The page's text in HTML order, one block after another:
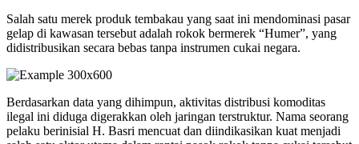
Salah satu merek produk tembakau yang saat ini mendominasi pasar
gelap di kawasan tersebut adalah rokok bermerek “Humer”, yang
didistribusikan secara bebas tanpa instrumen cukai negara.
​Berdasarkan data yang dihimpun, aktivitas distribusi komoditas
ilegal ini diduga digerakkan oleh jaringan terstruktur. Nama seorang
pelaku berinisial H. Basri mencuat dan diindikasikan kuat menjadi